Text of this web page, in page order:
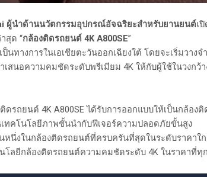
ผู้นำด้านนวัตกรรมอุปกรณ์อัจฉริยะสำหรับยานยนต์เ
สุด “กล้องติดรถยนต์ 4K A800SE”
ป็นทางการในเอเชียตะวันออกเฉียงใต้ โดยจะเริ่มวา
เสนอความคมชัดระดับพรีเมียม 4K ให้กับผู้ใช้ในวงกว้า
ดรถยนต์ 4K A800SE ได้รับการออกแบบให้เป็นกล้อง
ทคโนโลยีภาพชั้นนำกับฟีเจอร์ความปลอดภัยขั้นสูง
หนึ่งในกล้องติดรถยนต์ที่ครบครันที่สุดในระดับราคาใ
โลยีกล้องติดรถยนต์ความคมชัดระดับ 4K ในราคาที่ทุ